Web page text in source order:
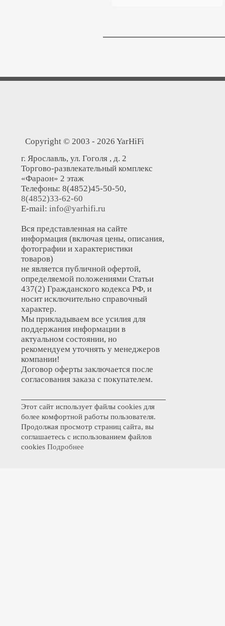
Copyright © 2003 - 2026 YarHiFi
г. Ярославль, ул. Гоголя , д. 2
Торгово-развлекательный комплекс
«Фараон» 2 этаж
Телефоны: 8(4852)45-50-50,
8(4852)33-62-60
E-mail: info@yarhifi.ru
Вся представленная на сайте
информация (включая цены, описания,
фотографии и характеристики
товаров)
не является публичной офертой,
определяемой положениями Статьи
437(2) Гражданского кодекса РФ, и
носит исключительно справочный
характер.
Мы прикладываем все усилия для
поддержания информации в
актуальном состоянии, но
рекомендуем уточнять у менеджеров
компании!
Договор оферты заключается после
согласования заказа с покупателем.
Этот сайт использует файлы cookies для
более комфортной работы пользователя.
Продолжая просмотр страниц сайта, вы
соглашаетесь с использованием файлов
cookies Подробнее